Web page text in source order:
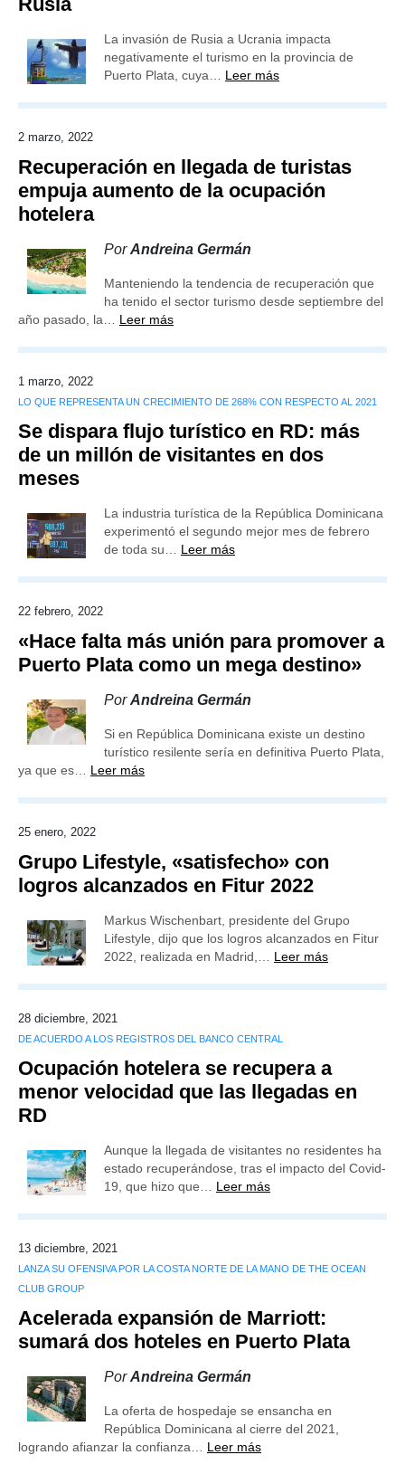
La invasión de Rusia a Ucrania impacta
negativamente el turismo en la provincia de
Puerto Plata, cuya… Leer más
2 marzo, 2022
Recuperación en llegada de turistas
empuja aumento de la ocupación
hotelera
PorAndreina Germán
Manteniendo la tendencia de recuperación que
ha tenido el sector turismo desde septiembre del
año pasado, la… Leer más
1 marzo, 2022
LO QUE REPRESENTA UN CRECIMIENTO DE 268% CON RESPECTO AL 2021
Se dispara flujo turístico en RD: más
de un millón de visitantes en dos
meses
La industria turística de la República Dominicana
experimentó el segundo mejor mes de febrero
de toda su… Leer más
22 febrero, 2022
«Hace falta más unión para promover a
Puerto Plata como un mega destino»
PorAndreina Germán
Si en República Dominicana existe un destino
turístico resilente sería en definitiva Puerto Plata,
ya que es… Leer más
25 enero, 2022
Grupo Lifestyle, «satisfecho» con
logros alcanzados en Fitur 2022
Markus Wischenbart, presidente del Grupo
Lifestyle, dijo que los logros alcanzados en Fitur
2022, realizada en Madrid,… Leer más
28 diciembre, 2021
DE ACUERDO A LOS REGISTROS DEL BANCO CENTRAL
Ocupación hotelera se recupera a
menor velocidad que las llegadas en
RD
Aunque la llegada de visitantes no residentes ha
estado recuperándose, tras el impacto del Covid-
19, que hizo que… Leer más
13 diciembre, 2021
LANZA SU OFENSIVA POR LA COSTA NORTE DE LA MANO DE THE OCEAN
CLUB GROUP
Acelerada expansión de Marriott:
sumará dos hoteles en Puerto Plata
PorAndreina Germán
La oferta de hospedaje se ensancha en
República Dominicana al cierre del 2021,
logrando afianzar la confianza… Leer más